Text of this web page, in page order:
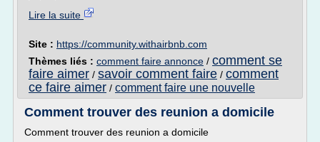
Lire la suite
Site : https://community.withairbnb.com
Thèmes liés : comment faire annonce / comment se
faire aimer / savoir comment faire / comment
ce faire aimer / comment faire une nouvelle
Comment trouver des reunion a domicile
Comment trouver des reunion a domicile